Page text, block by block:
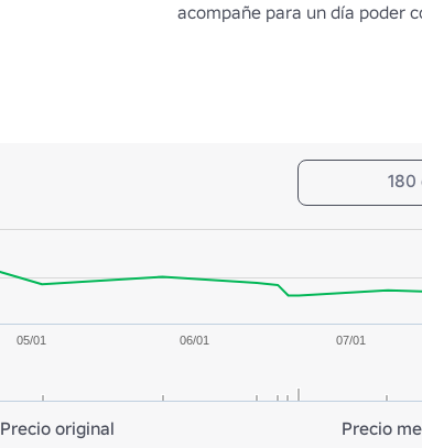
acompañe para un día poder
180
05/01 06/01 07/01
Precio original Precio